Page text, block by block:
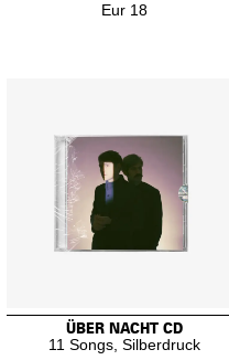
Eur 18
ÜBER NACHT CD
11 Songs, Silberdruck